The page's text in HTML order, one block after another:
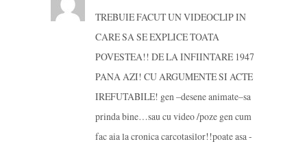
TREBUIE FACUT UN VIDEOCLIP IN
CARE SA SE EXPLICE TOATA
POVESTEA!! DE LA INFIINTARE 1947
PANA AZI! CU ARGUMENTE SI ACTE
IREFUTABILE! gen –desene animate–sa
prinda bine…sau cu video /poze gen cum
fac aia la cronica carcotasilor!!poate asa -